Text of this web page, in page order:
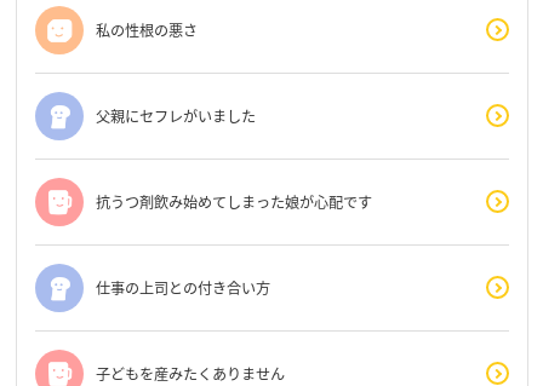
私の性根の悪さ
父親にセフレがいました
抗うつ剤飲み始めてしまった娘が心配です
仕事の上司との付き合い方
子どもを産みたくありません